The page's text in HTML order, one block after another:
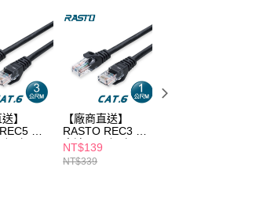
support/home
供之「AFTEE先享後付」服務完成之
個人資料，並將交易相關給付款項請
。
以下網址：
代理人或監護人之同意方可使用
辦者引起之損失，本公司不負相關責
】
超
路
【廠商直送】
RASTO REC3 超
高速Cat6網路
線-1M
NT$139
NT$339